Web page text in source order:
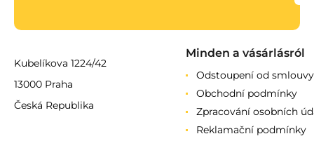
Kubelíkova 1224/42
13000 Praha
Česká Republika
Minden a vásárlásról
Odstoupení od smlouvy
Obchodní podmínky
Zpracování osobních
Reklamační podmínky